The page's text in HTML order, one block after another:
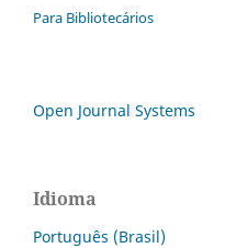
Para Bibliotecários
Open Journal Systems
Idioma
Português (Brasil)